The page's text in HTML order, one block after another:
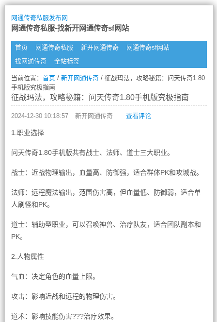
网通传奇私服发布网
网通传奇私服-找新开网通传奇sf网站
首页 网通传奇私服 新开网通传奇
网通传奇sf网站
找网通传奇
全站标签
当前位置： 首页/ 新开网通传奇/ 征战玛法，攻略秘籍：问天传奇1.80
手机版究极指南
征战玛法，攻略秘籍：问天传奇1.80手机版究极指南
2024-12-30 10:18:57 新开网通传奇 查看评论
1.职业选择
问天传奇1.80手机版共有战士、法师、道士三大职业。
战士：近战物理输出，血量高、防御强，适合群体PK和攻城战。
法师：远程魔法输出，范围伤害高，但血量低、防御弱，适合单
人刷怪和PK。
道士：辅助型职业，可以召唤神兽、治疗队友，适合团队副本和
PK。
2.人物属性
气血：决定角色的血量上限。
攻击：影响近战和远程的物理伤害。
道术：影响技能伤害???治疗效果。